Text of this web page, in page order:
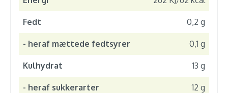
Fedt 0,2 g
- heraf mættede fedtsyrer 0,1 g
Kulhydrat 13 g
- heraf sukkerarter 12 g